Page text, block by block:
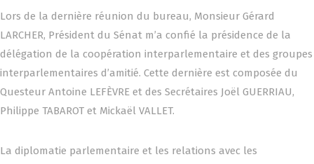
Lors de la dernière réunion du bureau, Monsieur Gérard
LARCHER, Président du Sénat m’a confié la présidence de la
délégation de la coopération interparlementaire et des groupes
interparlementaires d’amitié. Cette dernière est composée du
Questeur Antoine LEFÈVRE et des Secrétaires Joël GUERRIAU,
Philippe TABAROT et Mickaël VALLET.
La diplomatie parlementaire et les relations avec les